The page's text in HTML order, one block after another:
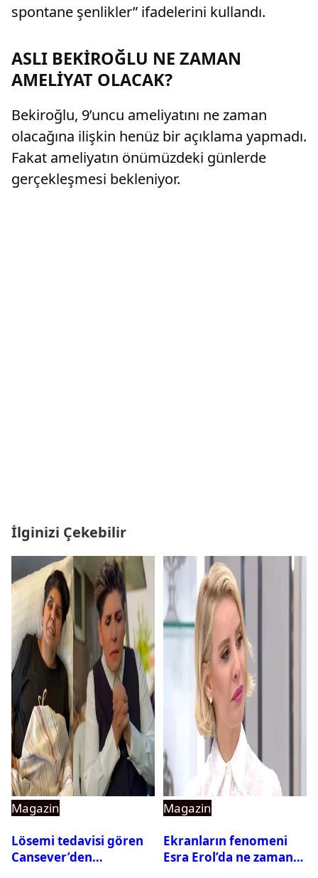
spontane şenlikler” ifadelerini kullandı.
ASLI BEKİROĞLU NE ZAMAN
AMELİYAT OLACAK?
Bekiroğlu, 9’uncu ameliyatını ne zaman
olacağına ilişkin henüz bir açıklama yapmadı.
Fakat ameliyatın önümüzdeki günlerde
gerçekleşmesi bekleniyor.
İlginizi Çekebilir
Magazin
Lösemi tedavisi gören
Cansever’den
Magazin
Ekranların fenomeni
Esra Erol’da ne zaman